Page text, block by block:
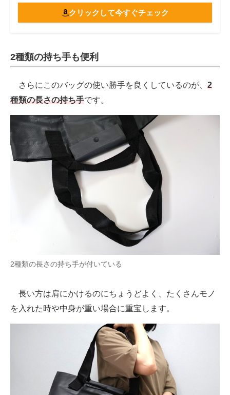
クリックして今すぐチェック
2種類の持ち手も便利
さらにこのバッグの使い勝手を良くしているのが、 2
種類の長さの持ち手です。
2種類の長さの持ち手が付いている
長い方は肩にかけるのにちょうどよく、たくさんモノ
を入れた時や中身が重い場合に重宝します。